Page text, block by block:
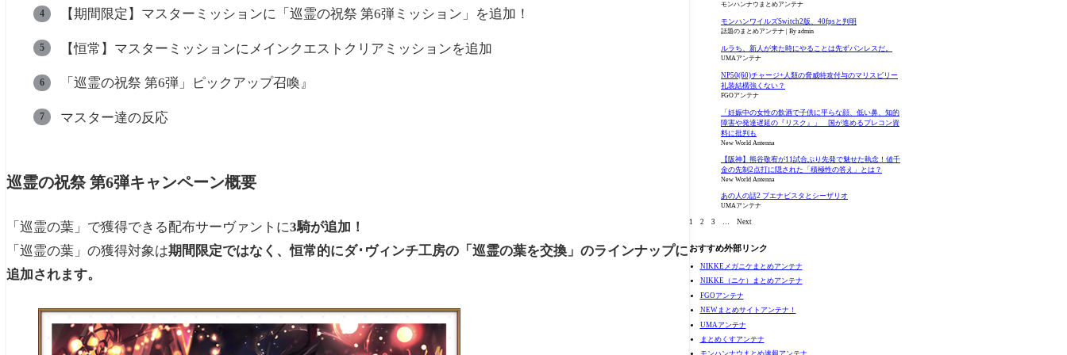
【期間限定】マスターミッションに「巡霊の祝祭 第6弾ミッション」を追加！
【恒常】マスターミッションにメインクエストクリアミッションを追加
「巡霊の祝祭 第6弾」ピックアップ召喚』
マスター達の反応
巡霊の祝祭 第6弾キャンペーン概要
「巡霊の葉」で獲得できる配布サーヴァントに3騎が追加！
「巡霊の葉」の獲得対象は期間限定ではなく、恒常的にダ･ヴィンチ工房の「巡霊の葉を交換」のラインナップに
追加されます。
モンハンナウまとめアンテナ
モンハンワイルズSwitch2版、40fpsと判明
話題のまとめアンテナ By admin
ルラち、新人が来た時にやることは先ずパンレスだ。
UMAアンテナ
NP50(60)チャージ+人類の脅威特攻付与のマリスビリー
礼装結構強くない？
FGOアンテナ
「妊娠中の女性の飲酒で子供に平らな顔、低い鼻、知的
障害や発達遅延の『リスク』」 国が進めるプレコン資
料に批判も
New World Antenna
【阪神】熊谷敬宥が11試合ぶり先発で魅せた執念！値千
金の先制2点打に隠された「積極性の答え」とは？
New World Antenna
あの人の話2 ブエナビスタとシーザリオ
UMAアンテナ
1 2 3 Next
おすすめ外部リンク
NIKKEメガニケまとめアンテナ
NIKKE（ニケ）まとめアンテナ
FGOアンテナ
NEWまとめサイトアンテナ！
UMAアンテナ
まとめくすアンテナ